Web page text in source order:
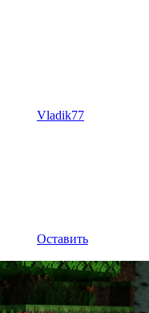
Vladik77
Оставить